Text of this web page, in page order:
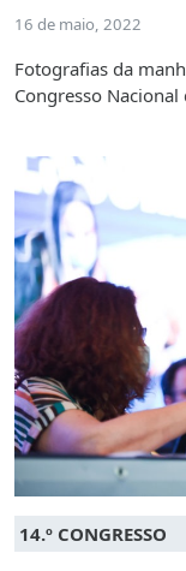
16 de maio, 2022
Fotografias da
Congresso Nacional
14.º CONGRESSO